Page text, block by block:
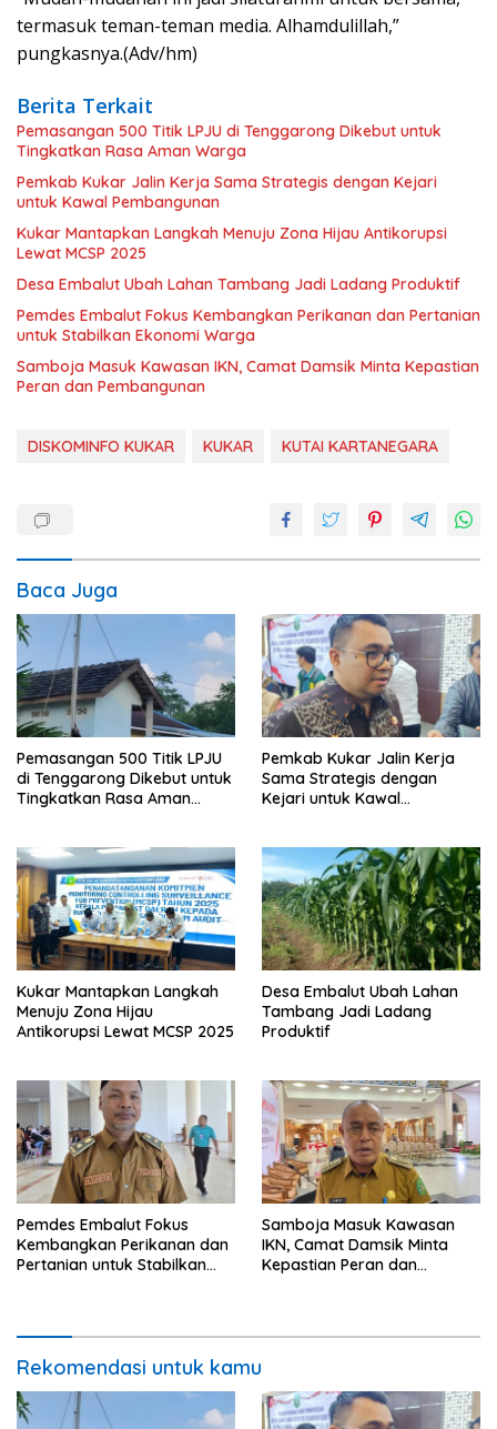
termasuk teman-teman media. Alhamdulillah,”
pungkasnya.(Adv/hm)
Berita Terkait
Pemasangan 500 Titik LPJU di Tenggarong Dikebut untuk
Tingkatkan Rasa Aman Warga
Pemkab Kukar Jalin Kerja Sama Strategis dengan Kejari
untuk Kawal Pembangunan
Kukar Mantapkan Langkah Menuju Zona Hijau Antikorupsi
Lewat MCSP 2025
Desa Embalut Ubah Lahan Tambang Jadi Ladang Produktif
Pemdes Embalut Fokus Kembangkan Perikanan dan Pertanian
untuk Stabilkan Ekonomi Warga
Samboja Masuk Kawasan IKN, Camat Damsik Minta Kepastian
Peran dan Pembangunan
DISKOMINFO KUKAR KUKAR KUTAI KARTANEGARA
Baca Juga
Pemasangan 500 Titik LPJU
di Tenggarong Dikebut untuk
Tingkatkan Rasa Aman
Pemkab Kukar Jalin Kerja
Sama Strategis dengan
Kejari untuk Kawal
Kukar Mantapkan Langkah
Menuju Zona Hijau
Antikorupsi Lewat MCSP 2025
Desa Embalut Ubah Lahan
Tambang Jadi Ladang
Produktif
Pemdes Embalut Fokus
Kembangkan Perikanan dan
Pertanian untuk Stabilkan
Samboja Masuk Kawasan
IKN, Camat Damsik Minta
Kepastian Peran dan
Rekomendasi untuk kamu